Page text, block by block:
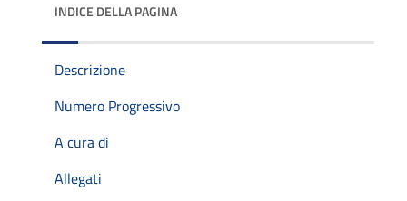
INDICE DELLA PAGINA
Descrizione
Numero Progressivo
A cura di
Allegati